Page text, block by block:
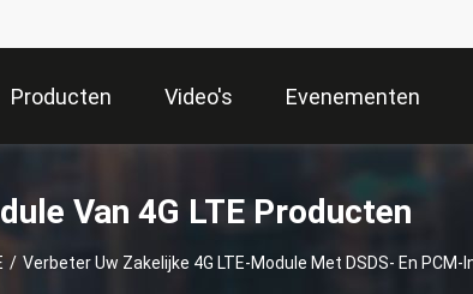
Producten Video's Evenementen
Van 4G LTE Producten
/ Verbeter Uw Zakelijke 4G LTE-Module Met DSDS- En